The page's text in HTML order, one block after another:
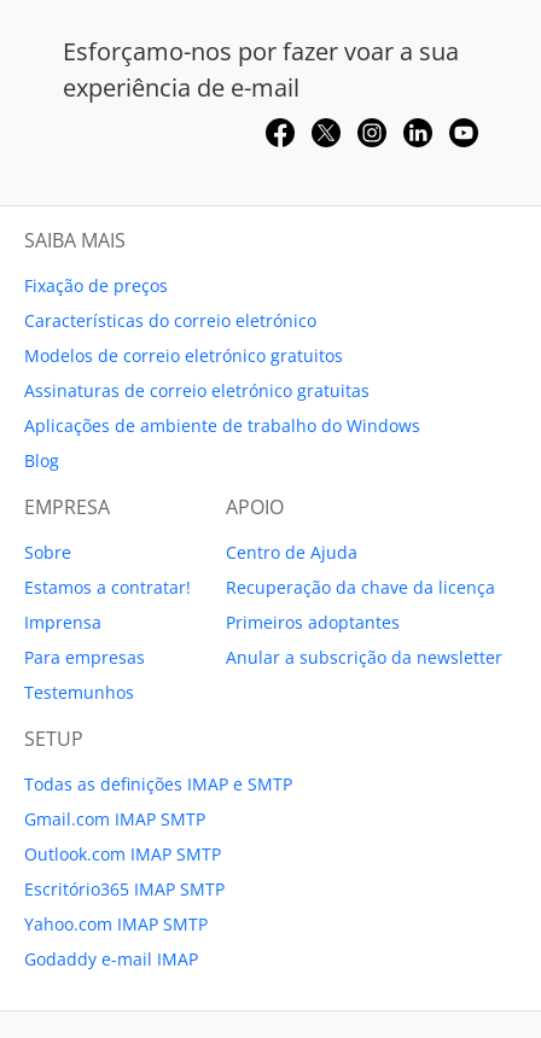
Esforçamo-nos por fazer voar a sua
experiência de e-mail
SAIBA MAIS
Fixação de preços
Características do correio eletrónico
Modelos de correio eletrónico gratuitos
Assinaturas de correio eletrónico gratuitas
Aplicações de ambiente de trabalho do Windows
Blog
EMPRESA
Sobre
Estamos a contratar!
Imprensa
Para empresas
Testemunhos
APOIO
Centro de Ajuda
Recuperação da chave da licença
Primeiros adoptantes
Anular a subscrição da newsletter
SETUP
Todas as definições IMAP e SMTP
Gmail.com IMAP SMTP
Outlook.com IMAP SMTP
Escritório365 IMAP SMTP
Yahoo.com IMAP SMTP
Godaddy e-mail IMAP